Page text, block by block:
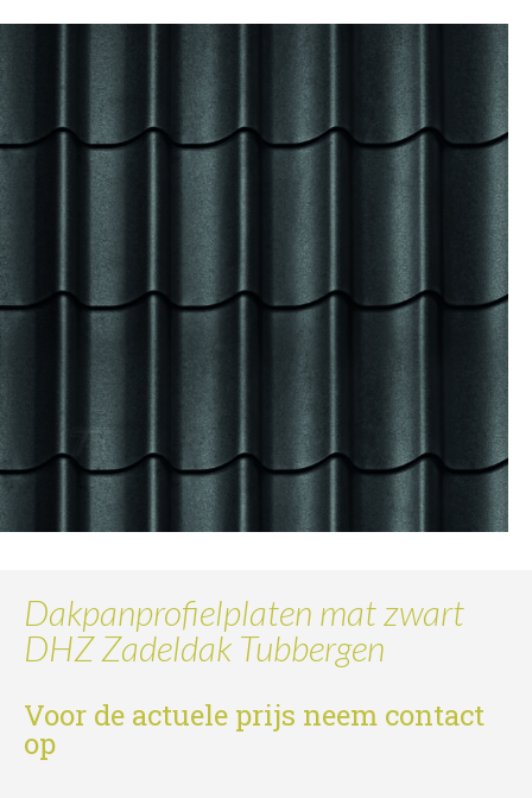
Dakpanprofielplaten mat zwart
DHZ Zadeldak Tubbergen
Voor de actuele prijs neem contact
op